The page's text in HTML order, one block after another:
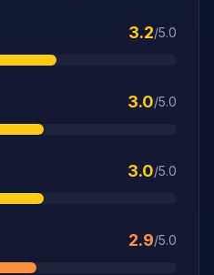
3.2/5.0
3.0/5.0
3.0/5.0
2.9/5.0